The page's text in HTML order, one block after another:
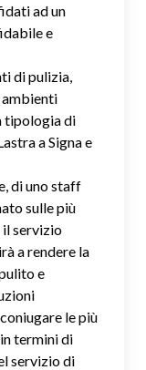
ad un
e
di pulizia,
ambienti
tipologia di
a Signa e
di uno staff
sulle più
servizio
a rendere la
e
le più
termini di
servizio di